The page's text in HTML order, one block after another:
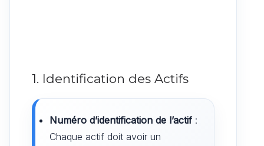
1. Identification des Actifs
Numéro d’identification de l’actif :
Chaque actif doit avoir un